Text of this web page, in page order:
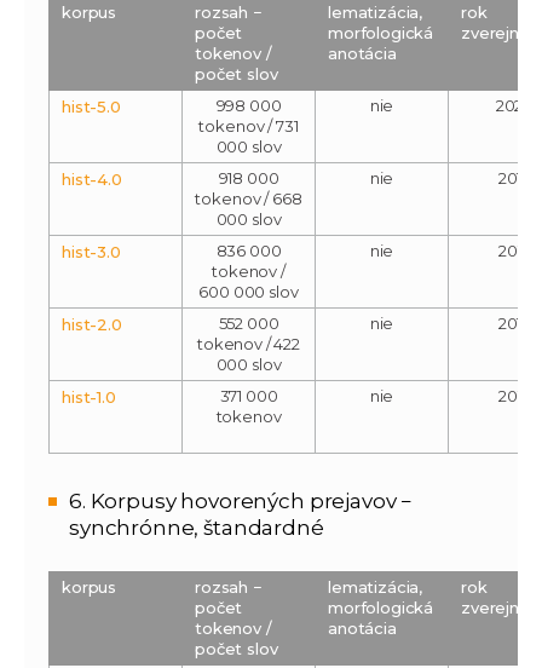
korpus
rozsah −
počet
tokenov /
počet slov
lematizácia,
morfologická
anotácia
rok
hist-5.0
998 000
tokenov / 731
000 slov
nie 2020
hist-4.0
918 000
tokenov / 668
000 slov
nie 2016
hist-3.0
836 000
tokenov /
600 000 slov
nie 2015
hist-2.0
552 000
tokenov / 422
000 slov
nie 2014
hist-1.0
371 000
tokenov
nie 2012
6. Korpusy hovorených prejavov −
synchrónne, štandardné
korpus
rozsah −
počet
tokenov /
počet slov
lematizácia,
morfologická
anotácia
rok